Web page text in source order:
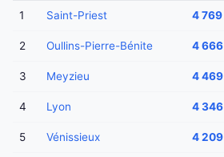
1 Saint-Priest 4
2 Oullins-Pierre-Bénite 4
3 Meyzieu 4
4 Lyon 4
5 Vénissieux 4